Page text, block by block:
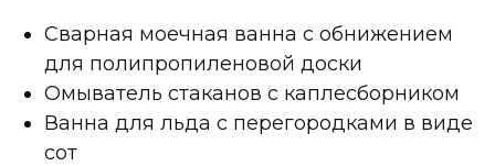
Сварная моечная ванна с обнижением
для полипропиленовой доски
Омыватель стаканов с каплесборником
Ванна для льда с перегородками в виде
сот